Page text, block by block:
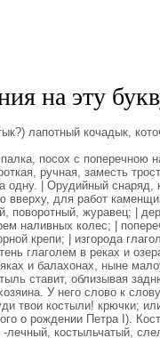
на эту
лапотный кочадык,
посох с поперечною
ручная, заместь
одну. | Орудийный
вверху, для работ
поворотный, журавец; |
наливных колес; |
крепи; | изгорода
глаголем в реках и
и балахонах, ныне
ставит, облизывая
У него слово к
твои костыли! крючки;
о рождении Петра I).
костыльчатый,